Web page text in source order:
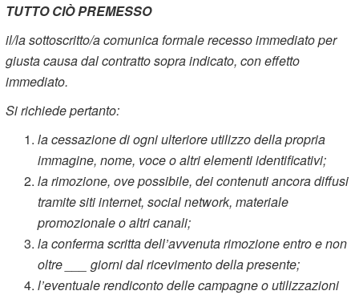
TUTTO CIÒ PREMESSO
il/la sottoscritto/a comunica formale recesso immediato per
giusta causa dal contratto sopra indicato, con effetto
immediato.
Si richiede pertanto:
la cessazione di ogni ulteriore utilizzo della propria
immagine, nome, voce o altri elementi identificativi;
la rimozione, ove possibile, dei contenuti ancora diffusi
tramite siti internet, social network, materiale
promozionale o altri canali;
la conferma scritta dell’avvenuta rimozione entro e non
oltre ___ giorni dal ricevimento della presente;
l’eventuale rendiconto delle campagne o utilizzazioni